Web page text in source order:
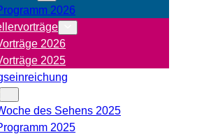
2026
2026
2025
des Sehens 2025
2025